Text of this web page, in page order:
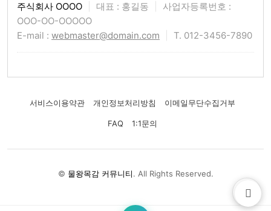
주식회사 OOOO 대표 : 홍길동
사업자등록번호 :
OOO-OO-OOOOO
E-mail : webmaster@domain.com T. 012-3456-7890
서비스이용약관 개인정보처리방침 이메일무단수집거부
FAQ 1:1문의
© 물왕목감 커뮤니티. All Rights Reserved.